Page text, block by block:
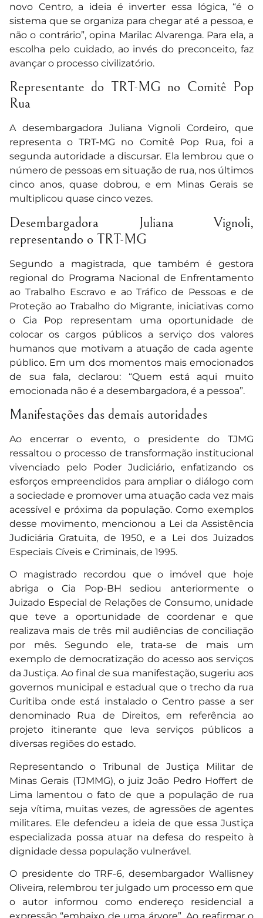
novo Centro, a ideia é inverter essa lógica, “é o
sistema que se organiza para chegar até a pessoa, e
não o contrário”, opina Marilac Alvarenga. Para ela, a
escolha pelo cuidado, ao invés do preconceito, faz
avançar o processo civilizatório.
Representante do TRT-MG no Comitê Pop
Rua
A desembargadora Juliana Vignoli Cordeiro, que
representa o TRT-MG no Comitê Pop Rua, foi a
segunda autoridade a discursar. Ela lembrou que o
número de pessoas em situação de rua, nos últimos
cinco anos, quase dobrou, e em Minas Gerais se
multiplicou quase cinco vezes.
Desembargadora Juliana Vignoli,
representando o TRT-MG
Segundo a magistrada, que também é gestora
regional do Programa Nacional de Enfrentamento
ao Trabalho Escravo e ao Tráfico de Pessoas e de
Proteção ao Trabalho do Migrante, iniciativas como
o Cia Pop representam uma oportunidade de
colocar os cargos públicos a serviço dos valores
humanos que motivam a atuação de cada agente
público. Em um dos momentos mais emocionados
de sua fala, declarou: “Quem está aqui muito
emocionada não é a desembargadora, é a pessoa”.
Manifestações das demais autoridades
Ao encerrar o evento, o presidente do TJMG
ressaltou o processo de transformação institucional
vivenciado pelo Poder Judiciário, enfatizando os
esforços empreendidos para ampliar o diálogo com
a sociedade e promover uma atuação cada vez mais
acessível e próxima da população. Como exemplos
desse movimento, mencionou a Lei da Assistência
Judiciária Gratuita, de 1950, e a Lei dos Juizados
Especiais Cíveis e Criminais, de 1995.
O magistrado recordou que o imóvel que hoje
abriga o Cia Pop-BH sediou anteriormente o
Juizado Especial de Relações de Consumo, unidade
que teve a oportunidade de coordenar e que
realizava mais de três mil audiências de conciliação
por mês. Segundo ele, trata-se de mais um
exemplo de democratização do acesso aos serviços
da Justiça. Ao final de sua manifestação, sugeriu aos
governos municipal e estadual que o trecho da rua
Curitiba onde está instalado o Centro passe a ser
denominado Rua de Direitos, em referência ao
projeto itinerante que leva serviços públicos a
diversas regiões do estado.
Representando o Tribunal de Justiça Militar de
Minas Gerais (TJMMG), o juiz João Pedro Hoffert de
Lima lamentou o fato de que a população de rua
seja vítima, muitas vezes, de agressões de agentes
militares. Ele defendeu a ideia de que essa Justiça
especializada possa atuar na defesa do respeito à
dignidade dessa população vulnerável.
O presidente do TRF-6, desembargador Wallisney
Oliveira, relembrou ter julgado um processo em que
o autor informou como endereço residencial a